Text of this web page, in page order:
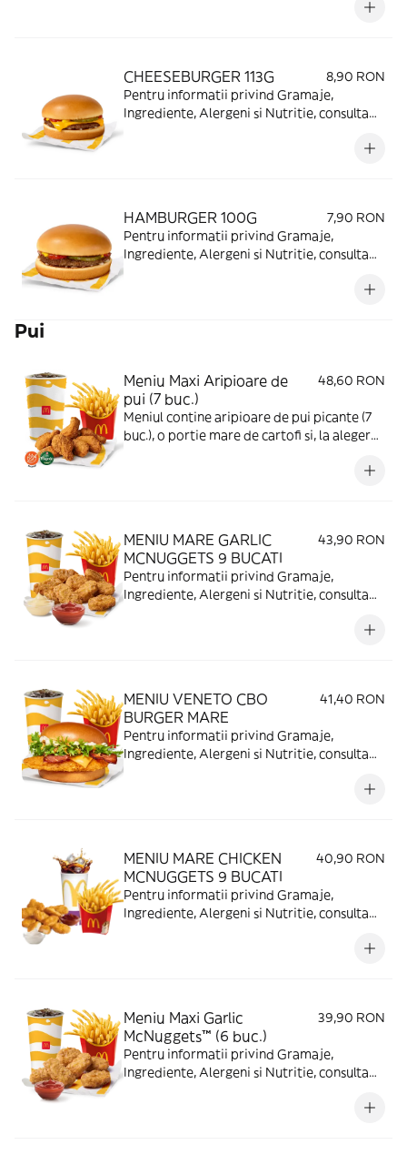
CHEESEBURGER 113G
8,90 RON
Pentru informatii privind Gramaje,
Ingrediente, Alergeni si Nutritie, consulta
HAMBURGER 100G
7,90 RON
Pentru informatii privind Gramaje,
Ingrediente, Alergeni si Nutritie, consulta
Pui
Meniu Maxi Aripioare de
pui (7 buc.)
48,60 RON
Meniul contine aripioare de pui picante (7
buc.), o portie mare de cartofi si, la alegere,
MENIU MARE GARLIC
MCNUGGETS 9 BUCATI
43,90 RON
Pentru informatii privind Gramaje,
Ingrediente, Alergeni si Nutritie, consulta
MENIU VENETO CBO
BURGER MARE
41,40 RON
Pentru informatii privind Gramaje,
Ingrediente, Alergeni si Nutritie, consulta
MENIU MARE CHICKEN
MCNUGGETS 9 BUCATI
40,90 RON
Pentru informatii privind Gramaje,
Ingrediente, Alergeni si Nutritie, consulta
Meniu Maxi Garlic
McNuggets™ (6 buc.)
39,90 RON
Pentru informatii privind Gramaje,
Ingrediente, Alergeni si Nutritie, consulta